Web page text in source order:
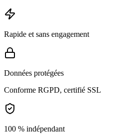
Rapide et sans engagement
Données protégées
Conforme RGPD, certifié SSL
100 % indépendant